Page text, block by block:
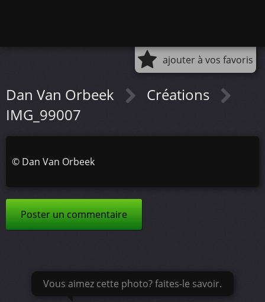
ajouter à vos favoris
Dan Van Orbeek
Créations
IMG_99007
© Dan Van Orbeek
Poster un commentaire
Vous aimez cette photo? faites-le savoir.